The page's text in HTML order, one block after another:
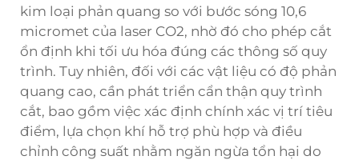
kim loại phản quang so với bước sóng 10,6
micromet của laser CO2, nhờ đó cho phép cắt
ổn định khi tối ưu hóa đúng các thông số quy
trình. Tuy nhiên, đối với các vật liệu có độ phản
quang cao, cần phát triển cẩn thận quy trình
cắt, bao gồm việc xác định chính xác vị trí tiêu
điểm, lựa chọn khí hỗ trợ phù hợp và điều
chỉnh công suất nhằm ngăn ngừa tổn hại do